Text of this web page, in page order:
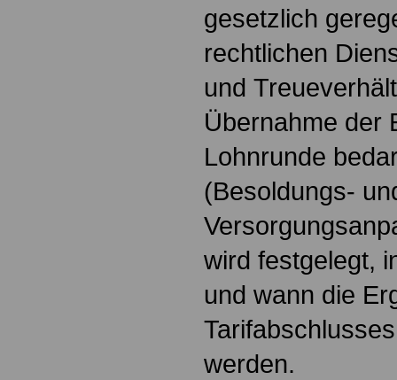
gesetzlich
rechtlichen
und
Übernahme der
Lohnrunde
(Besoldungs-
wird festgelegt,
und wann die
werden.